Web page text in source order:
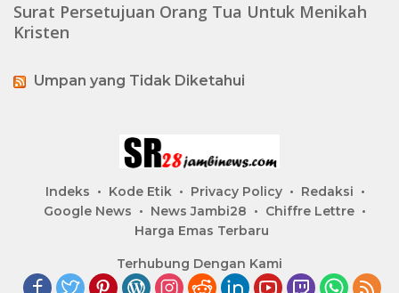
Surat Persetujuan Orang Tua Untuk Menikah
Kristen
Umpan yang Tidak Diketahui
Indeks Kode Etik Privacy Policy
Redaksi
Google News
News Jambi28
Chiffre Lettre
Harga Emas Terbaru
Terhubung Dengan Kami